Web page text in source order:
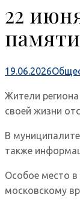
22
19.06.2026
Жители
своей жизни
В
также
Особое место
московскому